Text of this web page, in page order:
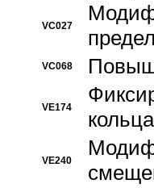
VC027
VC068
VE174
VE240